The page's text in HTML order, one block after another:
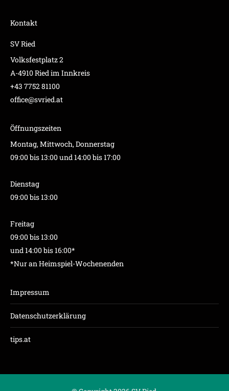
Kontakt
SV Ried
Volksfestplatz 2
A-4910 Ried im Innkreis
+43 7752 81100
office@svried.at
Öffnungszeiten
Montag, Mittwoch, Donnerstag
09:00 bis 13:00 und 14:00 bis 17:00
Dienstag
09:00 bis 13:00
Freitag
09:00 bis 13:00
und 14:00 bis 16:00*
*Nur an Heimspiel-Wochenenden
Impressum
Datenschutzerklärung
tips.at